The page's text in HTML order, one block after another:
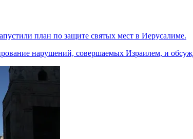
план по защите святых мест в Иерусалиме.
нарушений, совершаемых Израилем, и